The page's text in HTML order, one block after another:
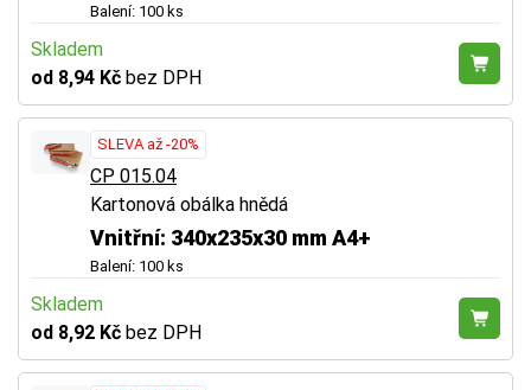
Balení: 100 ks
Skladem
od 8,94 Kč bez DPH
SLEVA až -20%
CP 015.04
Kartonová obálka hnědá
Vnitřní: 340x235x30 mm A4+
Balení: 100 ks
Skladem
od 8,92 Kč bez DPH